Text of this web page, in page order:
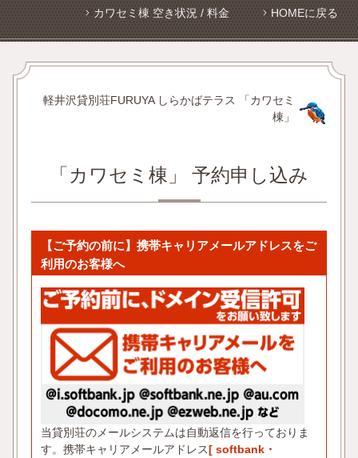
カワセミ棟 空き状況 / 料金 HOMEに戻る
軽井沢貸別荘FURUYA しらかばテラス 「カワセミ
棟」
「カワセミ棟」 予約申し込み
【ご予約の前に】携帯キャリアメールアドレスをご
利用のお客様へ
当貸別荘のメールシステムは自動返信を行っておりま
す。携帯キャリアメールアドレス[ softbank・